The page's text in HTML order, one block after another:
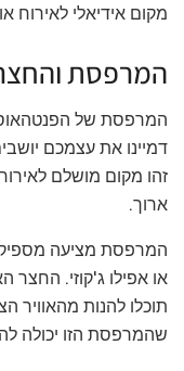
מקום אידיאלי לאירוח
המרפסת
המרפסת של הפנטהאוס
דמיינו את עצמכם
זהו מקום מושלם
ארוך.
המרפסת מציעה מספיק
או אפילו ג'קוזי.
תוכלו להנות מהאוויר
שהמרפסת הזו יכולה